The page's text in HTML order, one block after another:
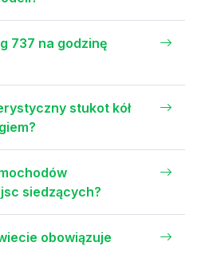
737 na godzinę
stukot kół
siedzących?
obowiązuje